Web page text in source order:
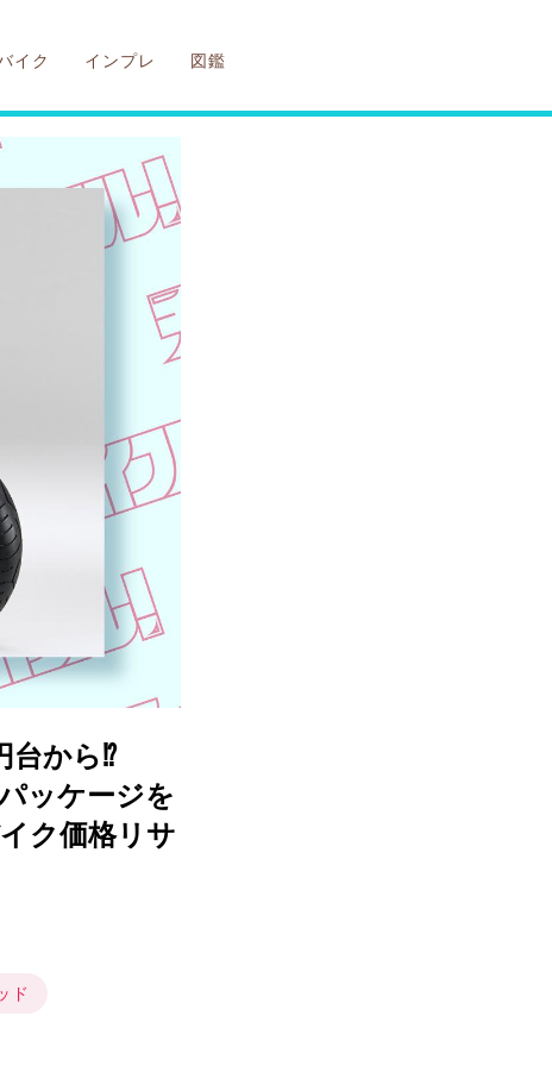
イク インプレ 図鑑
台から⁉
ッケージを
ク価格リサ
ド